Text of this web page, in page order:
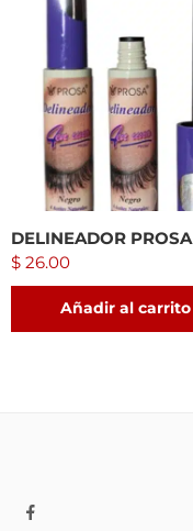
DELINEADOR PROSA
$ 26.00
Añadir al carrito